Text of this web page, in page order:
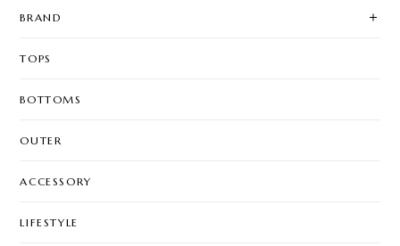
BRAND
TOPS
BOTTOMS
OUTER
ACCESSORY
LIFESTYLE